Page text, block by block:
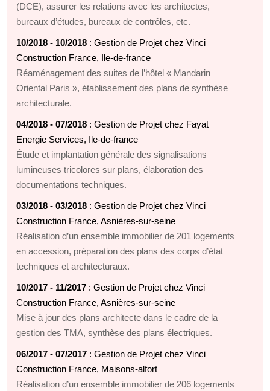
(DCE), assurer les relations avec les architectes,
bureaux d’études, bureaux de contrôles, etc.
10/2018 - 10/2018 : Gestion de Projet chez Vinci
Construction France, Ile-de-france
Réaménagement des suites de l’hôtel « Mandarin
Oriental Paris », établissement des plans de synthèse
architecturale.
04/2018 - 07/2018 : Gestion de Projet chez Fayat
Energie Services, Ile-de-france
Étude et implantation générale des signalisations
lumineuses tricolores sur plans, élaboration des
documentations techniques.
03/2018 - 03/2018 : Gestion de Projet chez Vinci
Construction France, Asnières-sur-seine
Réalisation d’un ensemble immobilier de 201 logements
en accession, préparation des plans des corps d’état
techniques et architecturaux.
10/2017 - 11/2017 : Gestion de Projet chez Vinci
Construction France, Asnières-sur-seine
Mise à jour des plans architecte dans le cadre de la
gestion des TMA, synthèse des plans électriques.
06/2017 - 07/2017 : Gestion de Projet chez Vinci
Construction France, Maisons-alfort
Réalisation d’un ensemble immobilier de 206 logements